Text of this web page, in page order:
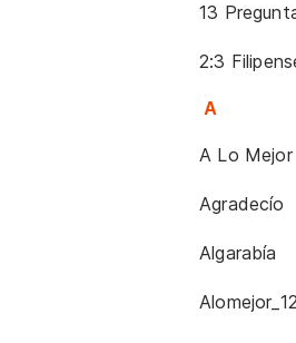
13
2:3
A
A Lo Mejor
Agradecío
Algarabía